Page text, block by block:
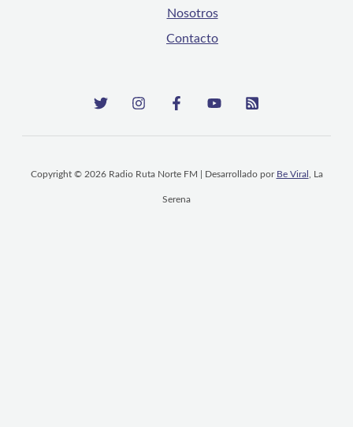
Nosotros
Contacto
Copyright © 2026 Radio Ruta Norte FM | Desarrollado por Be Viral , La
Serena